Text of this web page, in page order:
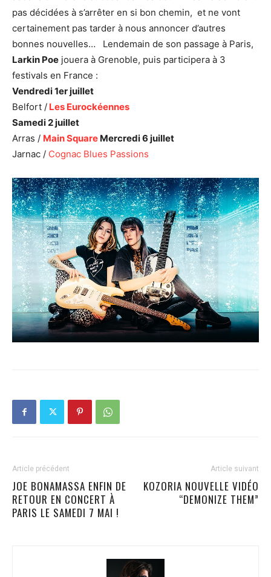
pas décidées à s’arrêter en si bon chemin, et ne vont
certainement pas tarder à nous annoncer d’autres
bonnes nouvelles… Lendemain de son passage à Paris,
Larkin Poe jouera à Grenoble, puis participera à 3
festivals en France :
Vendredi 1er juillet
Belfort / Les Eurockéennes
Samedi 2 juillet
Arras / Main Square Mercredi 6 juillet
Jarnac / Cognac Blues Passions
Article précédent
JOE BONAMASSA ENFIN DE
RETOUR EN CONCERT À
PARIS LE SAMEDI 7 MAI !
Article suivant
KOZORIA NOUVELLE VIDÉO
“DEMONIZE THEM”